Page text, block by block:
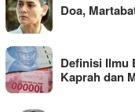
Doa,
Definisi Ilmu
Kaprah dan